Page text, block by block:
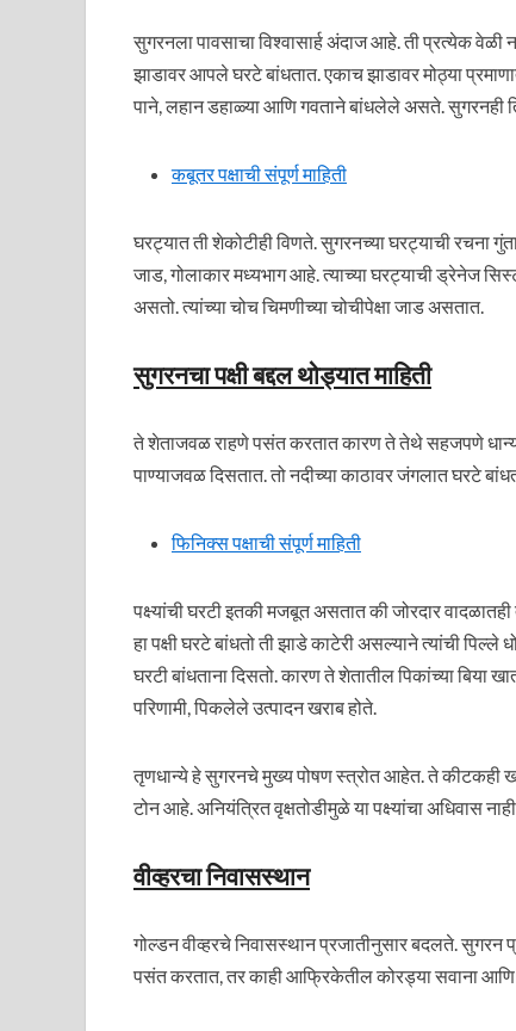
सुगरनला पावसाचा विश्वासार्ह अंदाज आहे. ती प्रत्येक
झाडावर आपले घरटे बांधतात. एकाच झाडावर मोठ्या
पाने, लहान डहाळ्या आणि गवताने बांधलेले असते. सुगरनही
कबूतर पक्षाची संपूर्ण माहिती
घरट्यात ती शेकोटीही विणते. सुगरनच्या घरट्याची रचना
जाड, गोलाकार मध्यभाग आहे. त्याच्या घरट्याची ड्रेनेज
असतो. त्यांच्या चोच चिमणीच्या चोचीपेक्षा जाड असतात.
सुगरनचा पक्षी बद्दल थोड्यात माहिती
ते शेताजवळ राहणे पसंत करतात कारण ते तेथे सहजपणे
पाण्याजवळ दिसतात. तो नदीच्या काठावर जंगलात घरटे
फिनिक्स पक्षाची संपूर्ण माहिती
पक्ष्यांची घरटी इतकी मजबूत असतात की जोरदार
हा पक्षी घरटे बांधतो ती झाडे काटेरी असल्याने त्यांची पिल्ले
घरटी बांधताना दिसतो. कारण ते शेतातील पिकांच्या
परिणामी, पिकलेले उत्पादन खराब होते.
तृणधान्ये हे सुगरनचे मुख्य पोषण स्त्रोत आहेत. ते कीटकही
टोन आहे. अनियंत्रित वृक्षतोडीमुळे या पक्ष्यांचा अधिवास
वीव्हरचा निवासस्थान
गोल्डन वीव्हरचे निवासस्थान प्रजातीनुसार बदलते. सुगरन
पसंत करतात, तर काही आफ्रिकेतील कोरड्या सवाना